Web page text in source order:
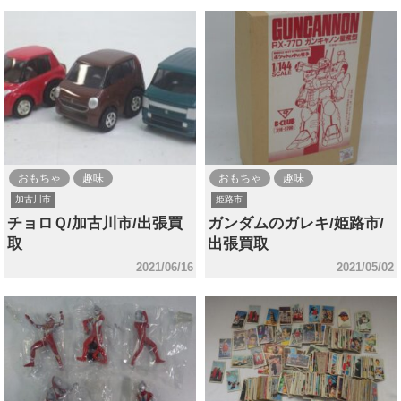
おもちゃ 趣味
加古川市
チョロＱ/加古川市/出張買
取
2021/06/16
おもちゃ 趣味
姫路市
ガンダムのガレキ/姫路市/
出張買取
2021/05/02